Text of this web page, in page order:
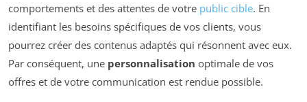
comportements et des attentes de votre public cible. En
identifiant les besoins spécifiques de vos clients, vous
pourrez créer des contenus adaptés qui résonnent avec eux.
Par conséquent, une personnalisation optimale de vos
offres et de votre communication est rendue possible.